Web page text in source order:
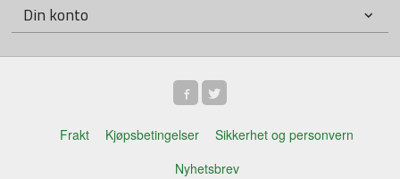
Din konto
Frakt Kjøpsbetingelser
Sikkerhet og personvern
Nyhetsbrev